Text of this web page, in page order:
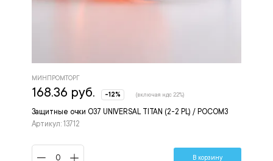
Защитные очки О37 UNIVERSAL TITAN (2-2 PL) / РОСОМЗ
Артикул: 13712
МИНПРОМТОРГ
168.36 руб. -12% (включая ндс 22%)
В корзину